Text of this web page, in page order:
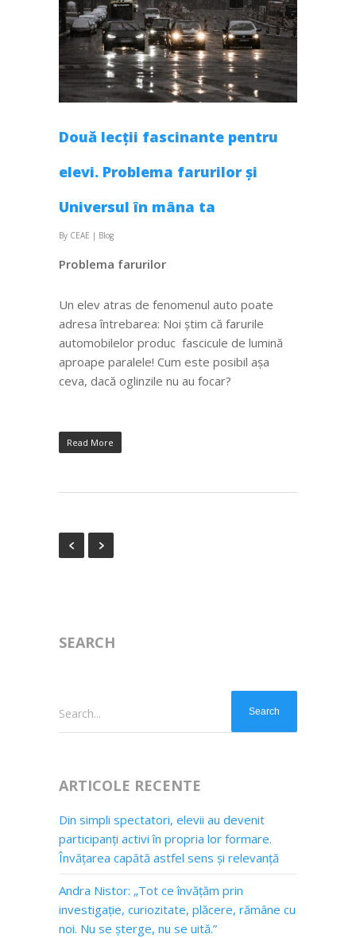
Două lecții fascinante pentru
elevi. Problema farurilor și
Universul în mâna ta
By CEAE | Blog
Problema farurilor
Un elev atras de fenomenul auto poate
adresa întrebarea: Noi știm că farurile
automobilelor produc fascicule de lumină
aproape paralele! Cum este posibil așa
ceva, dacă oglinzile nu au focar?
Read More
SEARCH
Search...
ARTICOLE RECENTE
Din simpli spectatori, elevii au devenit
participanți activi în propria lor formare.
Învățarea capătă astfel sens și relevanță
Andra Nistor: „Tot ce învățăm prin
investigație, curiozitate, plăcere, rămâne cu
noi. Nu se șterge, nu se uită.”